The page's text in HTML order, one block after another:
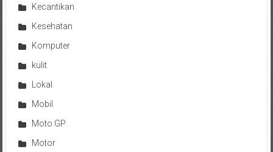
Kecantikan
Kesehatan
Komputer
kulit
Lokal
Mobil
Moto GP
Motor